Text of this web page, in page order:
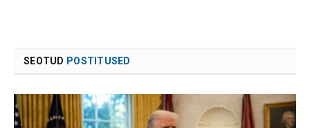
SEOTUD POSTITUSED